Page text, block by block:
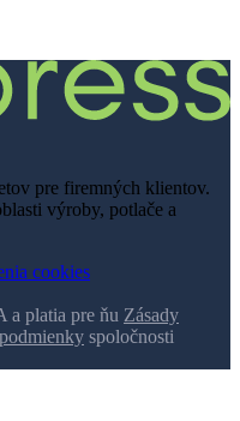
pre firemných klientov.
výroby, potlače a
cookies
a platia pre ňu Zásady
spoločnosti